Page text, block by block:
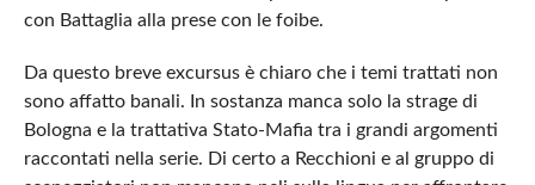
con Battaglia alla prese con le foibe.
Da questo breve excursus è chiaro che i temi trattati non
sono affatto banali. In sostanza manca solo la strage di
Bologna e la trattativa Stato-Mafia tra i grandi argomenti
raccontati nella serie. Di certo a Recchioni e al gruppo di